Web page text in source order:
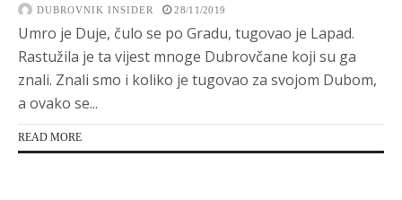
DUBROVNIK INSIDER 28/11/2019
Umro je Duje, čulo se po Gradu, tugovao je Lapad.
Rastužila je ta vijest mnoge Dubrovčane koji su ga
znali. Znali smo i koliko je tugovao za svojom Dubom,
a ovako se...
READ MORE